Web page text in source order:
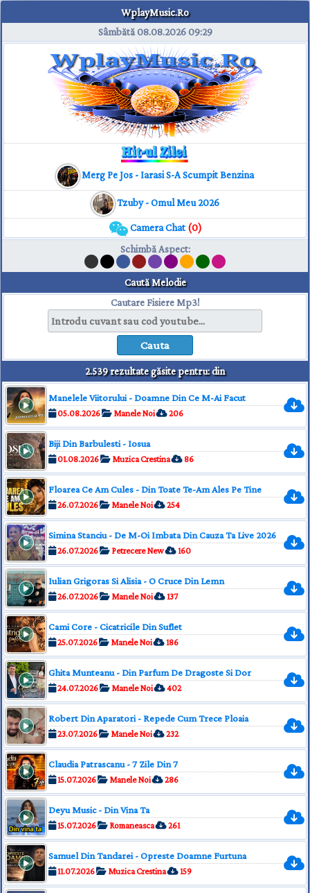
WplayMusic.Ro
Sâmbătă 08.08.202609:29
Merg Pe Jos - Iarasi S-A Scumpit Benzina
Tzuby - Omul Meu 2026
Camera Chat(0)
Schimbă Aspect:
Caută Melodie
Cautare Fisiere Mp3!
2.539 rezultate găsite pentru: din
Manelele Viitorului - Doamne Din Ce M-Ai Facut
05.08.2026 Manele Noi 206
Biji Din Barbulesti - Iosua
01.08.2026 Muzica Crestina 86
Floarea Ce Am Cules - Din Toate Te-Am Ales Pe Tine
26.07.2026 Manele Noi 254
Simina Stanciu - De M-Oi Imbata Din Cauza Ta Live 2026
26.07.2026 Petrecere New 160
Iulian Grigoras Si Alisia - O Cruce Din Lemn
26.07.2026 Manele Noi 137
Cami Core - Cicatricile Din Suflet
25.07.2026 Manele Noi 186
Ghita Munteanu - Din Parfum De Dragoste Si Dor
24.07.2026 Manele Noi 402
Robert Din Aparatori - Repede Cum Trece Ploaia
23.07.2026 Manele Noi 232
Claudia Patrascanu - 7 Zile Din 7
15.07.2026 Manele Noi 286
Deyu Music - Din Vina Ta
15.07.2026 Romaneasca 261
Samuel Din Tandarei - Opreste Doamne Furtuna
11.07.2026 Muzica Crestina 159